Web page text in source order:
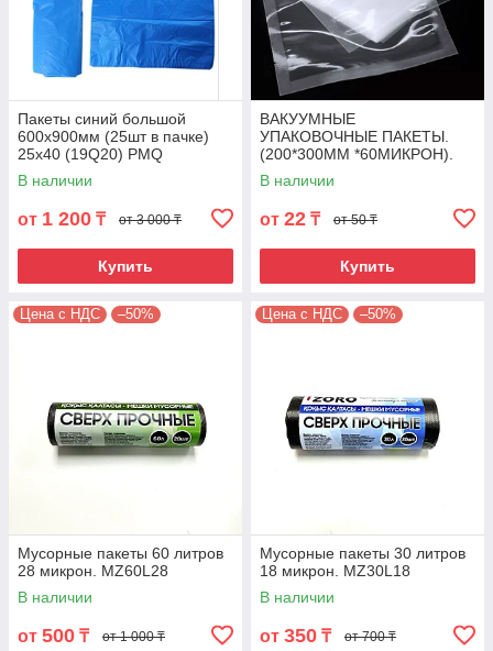
Пакеты синий большой
600х900мм (25шт в пачке)
25х40 (19Q20) PMQ
В наличии
от 1 200 ₸ от 3 000 ₸
Купить
ВАКУУМНЫЕ
УПАКОВОЧНЫЕ ПАКЕТЫ.
(200*300ММ *60МИКРОН).
Артикул VP-2030M60
В наличии
от 22 ₸ от 50 ₸
Купить
Цена с НДС –50%
Мусорные пакеты 60 литров
28 микрон. MZ60L28
В наличии
от 500 ₸ от 1 000 ₸
Цена с НДС –50%
Мусорные пакеты 30 литров
18 микрон. MZ30L18
В наличии
от 350 ₸ от 700 ₸